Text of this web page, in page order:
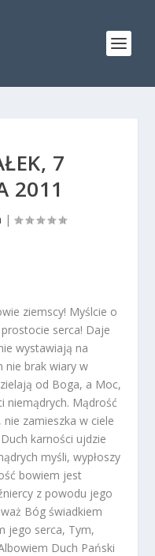
7
2011
|
ziemscy! Myślcie o
serca! Daje
wystawiają na
nie brak wiary w
od Boga, a Moc,
niemądrych. Mądrość
zamieszka w ciele
karności ujdzie
myśli, wypłoszy
bowiem jest
z powodu jego
Bóg świadkiem
jego serca, Tym,
Duch Pański